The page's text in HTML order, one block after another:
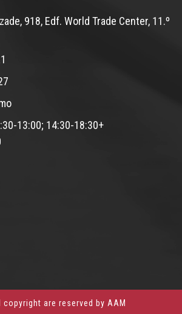
918, Edf. World Trade Center, 11.º
13:00; 14:30-18:30+
are reserved by AAM